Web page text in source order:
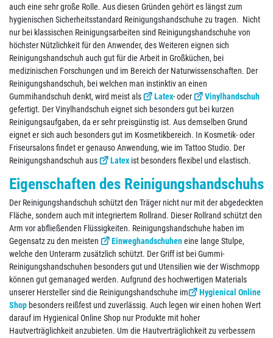
auch eine sehr große Rolle. Aus diesen Gründen gehört es längst zum
hygienischen Sicherheitsstandard Reinigungshandschuhe zu tragen. Nicht
nur bei klassischen Reinigungsarbeiten sind Reinigungshandschuhe von
höchster Nützlichkeit für den Anwender, des Weiteren eignen sich
Reinigungshandschuh auch gut für die Arbeit in Großküchen, bei
medizinischen Forschungen und im Bereich der Naturwissenschaften. Der
Reinigungshandschuh, bei welchen man instinktiv an einen
Gummihandschuh denkt, wird meist als
Latex- oder
Vinylhandschuh
gefertigt. Der Vinylhandschuh eignet sich besonders gut bei kurzen
Reinigungsaufgaben, da er sehr preisgünstig ist. Aus demselben Grund
eignet er sich auch besonders gut im Kosmetikbereich. In Kosmetik- oder
Friseursalons findet er genauso Anwendung, wie im Tattoo Studio. Der
Reinigungshandschuh aus
Latex ist besonders flexibel und elastisch.
Eigenschaften des Reinigungshandschuhs
Der Reinigungshandschuh schützt den Träger nicht nur mit der abgedeckten
Fläche, sondern auch mit integriertem Rollrand. Dieser Rollrand schützt den
Arm vor abfließenden Flüssigkeiten. Reinigungshandschuhe haben im
Gegensatz zu den meisten
Einweghandschuheneine lange Stulpe,
welche den Unterarm zusätzlich schützt. Der Griff ist bei Gummi-
Reinigungshandschuhen besonders gut und Utensilien wie der Wischmopp
können gut gemanaged werden. Aufgrund des hochwertigen Materials
unserer Hersteller sind die Reinigungshandschuhe im
Hygienical Online
Shop besonders reißfest und zuverlässig. Auch legen wir einen hohen Wert
darauf im Hygienical Online Shop nur Produkte mit hoher
Hautverträglichkeit anzubieten. Um die Hautverträglichkeit zu verbessern